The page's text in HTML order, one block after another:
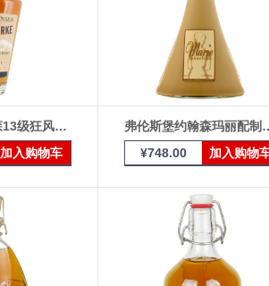
弗伦斯堡约翰森13级狂风配制酒200ml瓶装
加入购物车
弗伦斯堡约翰
¥748.00 加入购物